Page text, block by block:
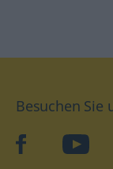
Besuchen Sie
facebookYouTube